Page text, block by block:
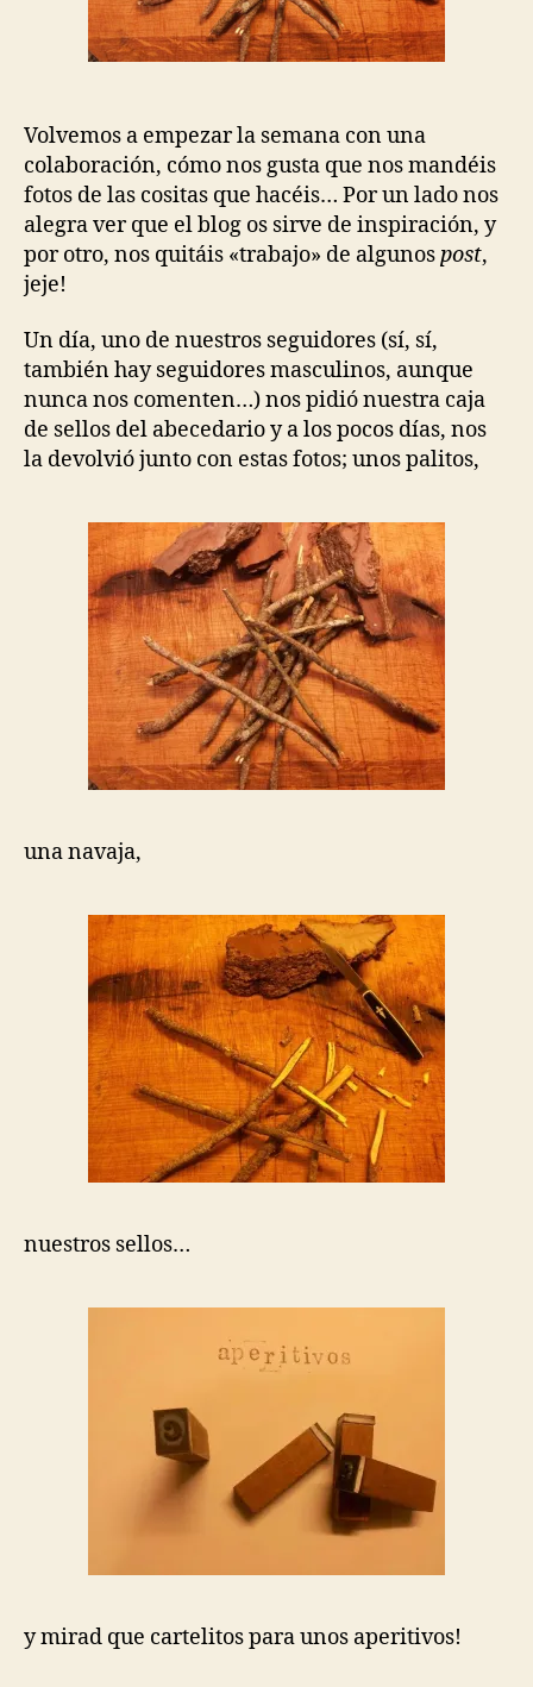
Volvemos a empezar la semana con una
colaboración, cómo nos gusta que nos mandéis
fotos de las cositas que hacéis… Por un lado nos
alegra ver que el blog os sirve de inspiración, y
por otro, nos quitáis «trabajo» de algunospost,
jeje!
Un día, uno de nuestros seguidores (sí, sí,
también hay seguidores masculinos, aunque
nunca nos comenten…) nos pidió nuestra caja
de sellos del abecedario y a los pocos días, nos
la devolvió junto con estas fotos; unos palitos,
una navaja,
nuestros sellos…
y mirad que cartelitos para unos aperitivos!